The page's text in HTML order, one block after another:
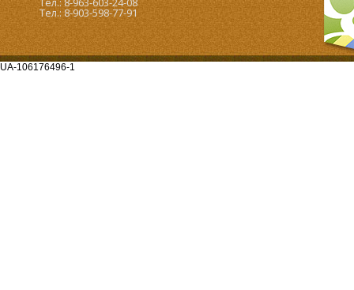
Тел.: 8-903-598-77-91
UA-106176496-1